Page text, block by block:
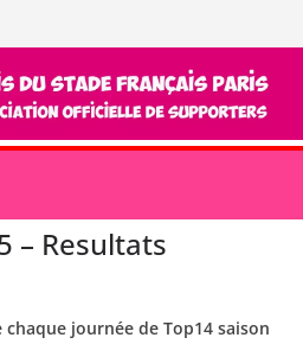
– Resultats
journée de Top14 saison